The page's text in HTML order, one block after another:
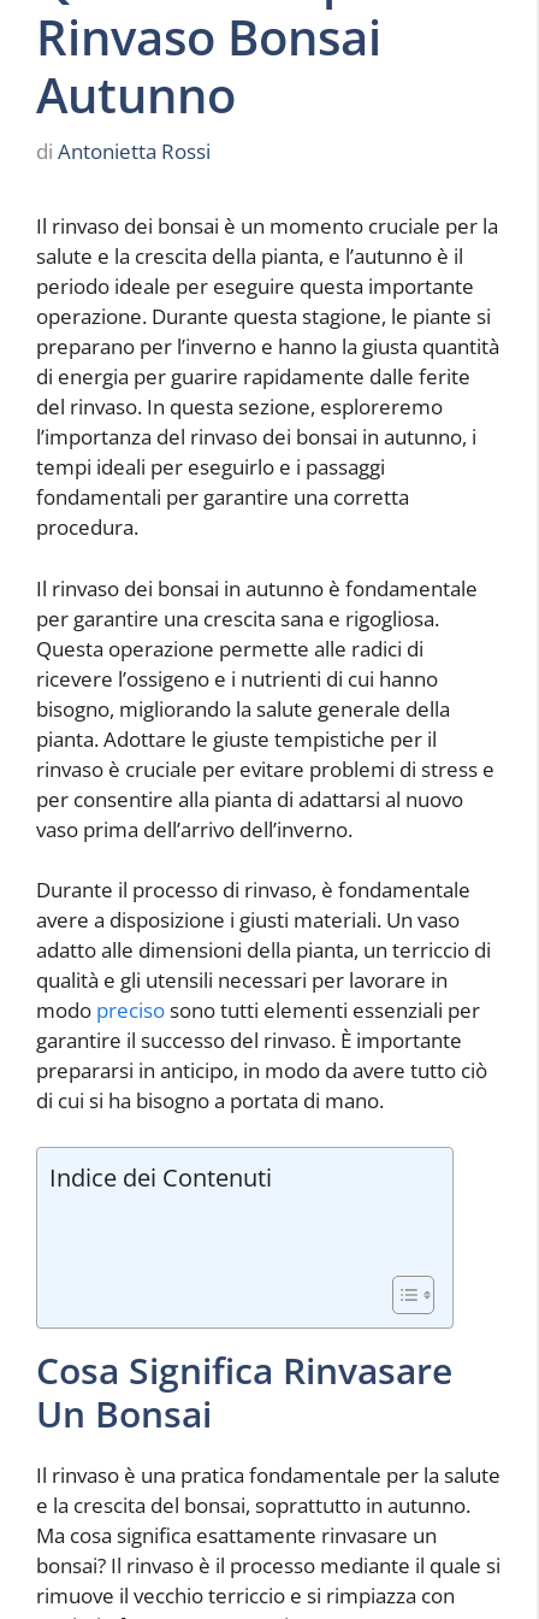
Rinvaso Bonsai
Autunno
di Antonietta Rossi
Il rinvaso dei bonsai è un momento cruciale per la
salute e la crescita della pianta, e l’autunno è il
periodo ideale per eseguire questa importante
operazione. Durante questa stagione, le piante si
preparano per l’inverno e hanno la giusta quantità
di energia per guarire rapidamente dalle ferite
del rinvaso. In questa sezione, esploreremo
l’importanza del rinvaso dei bonsai in autunno, i
tempi ideali per eseguirlo e i passaggi
fondamentali per garantire una corretta
procedura.
Il rinvaso dei bonsai in autunno è fondamentale
per garantire una crescita sana e rigogliosa.
Questa operazione permette alle radici di
ricevere l’ossigeno e i nutrienti di cui hanno
bisogno, migliorando la salute generale della
pianta. Adottare le giuste tempistiche per il
rinvaso è cruciale per evitare problemi di stress e
per consentire alla pianta di adattarsi al nuovo
vaso prima dell’arrivo dell’inverno.
Durante il processo di rinvaso, è fondamentale
avere a disposizione i giusti materiali. Un vaso
adatto alle dimensioni della pianta, un terriccio di
qualità e gli utensili necessari per lavorare in
modo precisosono tutti elementi essenziali per
garantire il successo del rinvaso. È importante
prepararsi in anticipo, in modo da avere tutto ciò
di cui si ha bisogno a portata di mano.
Indice dei Contenuti
Cosa Significa Rinvasare
Un Bonsai
Il rinvaso è una pratica fondamentale per la salute
e la crescita del bonsai, soprattutto in autunno.
Ma cosa significa esattamente rinvasare un
bonsai? Il rinvaso è il processo mediante il quale si
rimuove il vecchio terriccio e si rimpiazza con